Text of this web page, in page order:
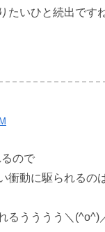
たいひと続出です
ので
衝動に駆られるの
るうううう＼(^o^)